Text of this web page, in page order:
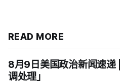
READ MORE
8月9日美国政治新闻速递
调处理」